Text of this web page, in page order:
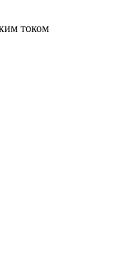
током